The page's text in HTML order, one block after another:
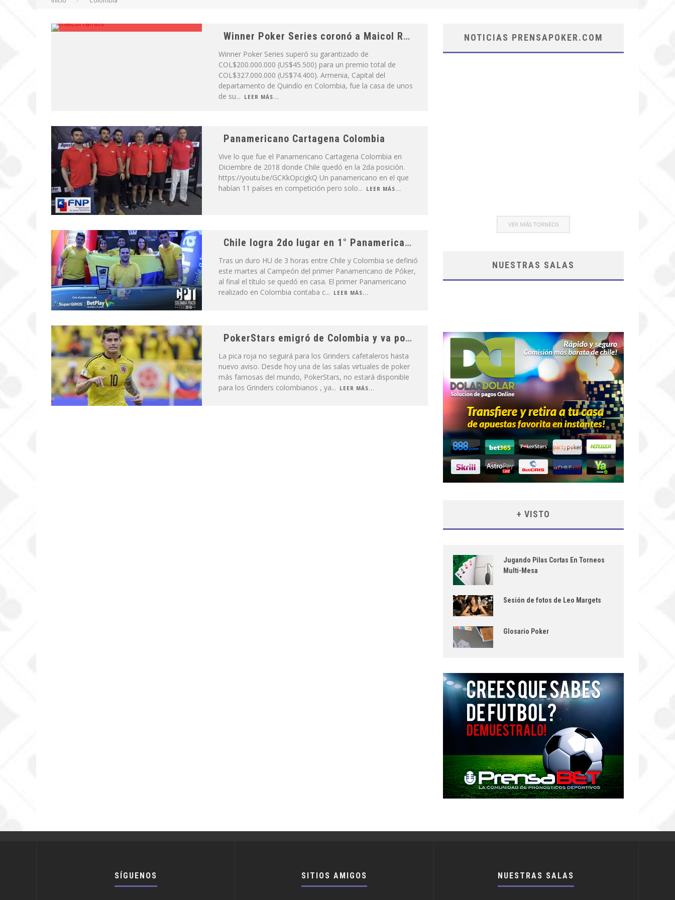
Winner Poker Series coronó a Maicol Ramos como Campeón del Main Event
Winner Poker Series superó su garantizado de
COL$200.000.000 (US$45.500) para un premio total de
COL$327.000.000 (US$74.400). Armenia, Capital del
departamento de Quindío en Colombia, fue la casa de unos
de su... LEER MÁS...
Panamericano Cartagena Colombia
Vive lo que fue el Panamericano Cartagena Colombia en
Diciembre de 2018 donde Chile quedó en la 2da posición.
https://youtu.be/GCKkOpcigkQ Un panamericano en el que
habían 11 países en competición pero solo... LEER MÁS...
Chile logra 2do lugar en 1° Panamericano de Póker, Colombia Campeón
Tras un duro HU de 3 horas entre Chile y Colombia se definió
este martes al Campeón del primer Panamericano de Póker,
al final el título se quedó en casa. El primer Panamericano
realizado en Colombia contaba c... LEER MÁS...
PokerStars emigró de Colombia y va por su licencia
La pica roja no seguirá para los Grinders cafetaleros hasta
nuevo aviso. Desde hoy una de las salas virtuales de poker
más famosas del mundo, PokerStars, no estará disponible
para los Grinders colombianos , ya... LEER MÁS...
NOTICIAS PRENSAPOKER.COM
NUESTRAS SALAS
+ VISTO
Jugando Pilas Cortas En Torneos
Multi-Mesa
Sesión de fotos de Leo Margets
Glosario Poker
SÍGUENOS SITIOS AMIGOS NUESTRAS SALAS